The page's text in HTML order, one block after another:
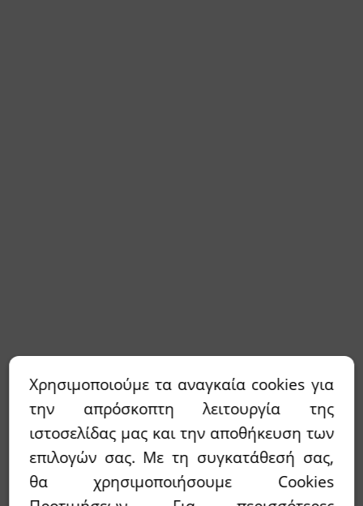
Χρησιμοποιούμε τα αναγκαία cookies για
την απρόσκοπτη λειτουργία της
ιστοσελίδας μας και την αποθήκευση των
επιλογών σας. Με τη συγκατάθεσή σας,
θα χρησιμοποιήσουμε Cookies